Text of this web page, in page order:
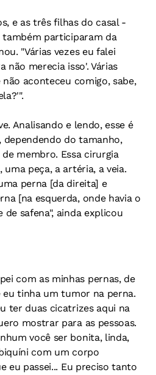
e as três filhas do casal -
também participaram da
"Várias vezes eu falei
não merecia isso'. Várias
aconteceu comigo, sabe,
Analisando e lendo, esse é
do tamanho,
membro. Essa cirurgia
peça, a artéria, a veia.
perna [da direita] e
[na esquerda, onde havia o
safena", ainda explicou
com as minhas pernas, de
tinha um tumor na perna.
ter duas cicatrizes aqui na
mostrar para as pessoas.
você ser bonita, linda,
com um corpo
eu passei... Eu preciso tanto